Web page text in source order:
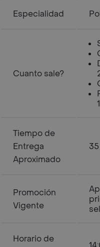
Especialidad
Cuanto sale?
Tiempo de
Entrega
Aproximado
Promoción
Vigente
Horario de